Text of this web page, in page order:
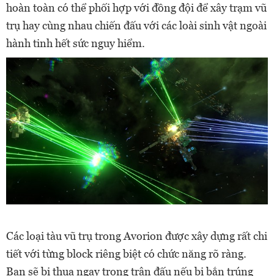
hoàn toàn có thể phối hợp với đồng đội để xây trạm vũ
trụ hay cùng nhau chiến đấu với các loài sinh vật ngoài
hành tinh hết sức nguy hiểm.
Các loại tàu vũ trụ trong Avorion được xây dựng rất chi
tiết với từng block riêng biệt có chức năng rõ ràng.
Bạn sẽ bị thua ngay trong trận đấu nếu bị bắn trúng